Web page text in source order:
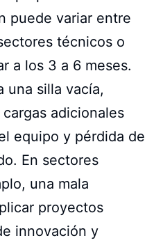
puede variar entre
técnicos o
a los 3 a 6 meses.
una silla vacía,
adicionales
equipo y pérdida de
En sectores
una mala
proyectos
innovación y